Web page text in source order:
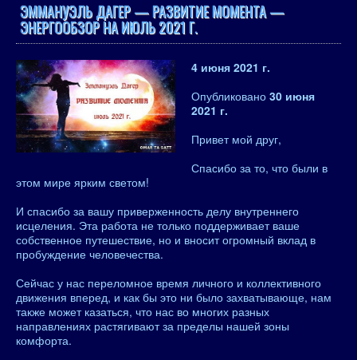
ЭММАНУЭЛЬ ДАГЕР — РАЗВИТИЕ МОМЕНТА —
ЭНЕРГООБЗОР НА ИЮЛЬ 2021 Г.
4 июня 2021 г.
Опубликовано 30 июня
2021 г.
Привет мой друг,
Спасибо за то, что были в
этом мире ярким светом!
И спасибо за вашу приверженность делу внутреннего
исцеления. Эта работа не только поддерживает ваше
собственное путешествие, но и вносит огромный вклад в
пробуждение человечества.
Сейчас у нас переломное время личного и коллективного
движения вперед, и как бы это ни было захватывающе, нам
также может казаться, что нас во многих разных
направлениях растягивают за пределы нашей зоны
комфорта.